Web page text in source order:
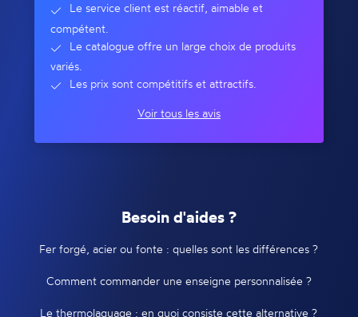
Le service client est réactif, aimable et
compétent.
Le catalogue offre un large choix de produits
variés.
Les prix sont compétitifs et attractifs.
Voir tous les avis
Besoin d'aides ?
Fer forgé, acier ou fonte : quelles sont les différences ?
Comment commander une enseigne personnalisée ?
Le thermolaquage : en quoi consiste cette alternative ?